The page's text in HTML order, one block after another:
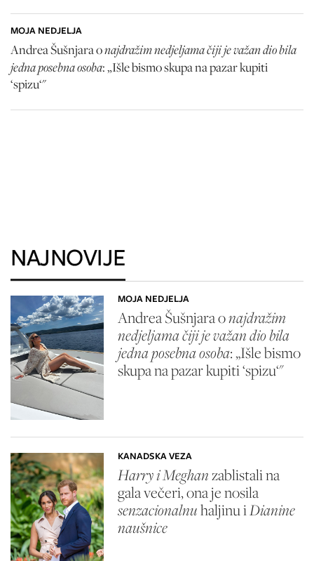
MOJA NEDJELJA
Andrea Šušnjara onajdražim nedjeljama čiji je važan dio bila
jedna posebna osoba: „Išle bismo skupa na pazar kupiti
‘spizu‘"
NAJNOVIJE
MOJA NEDJELJA
Andrea Šušnjara onajdražim
nedjeljama čiji je važan dio bila
jedna posebna osoba: „Išle bismo
skupa na pazar kupiti ‘spizu‘"
KANADSKA VEZA
Harry i Meghan zablistali na
gala večeri, ona je nosila
senzacionalnuhaljinu i Dianine
naušnice